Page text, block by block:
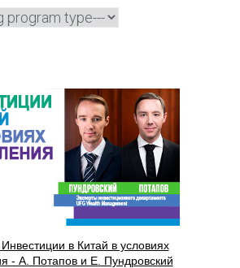
в Китай в условиях
- А. Потапов и Е. Пундровский